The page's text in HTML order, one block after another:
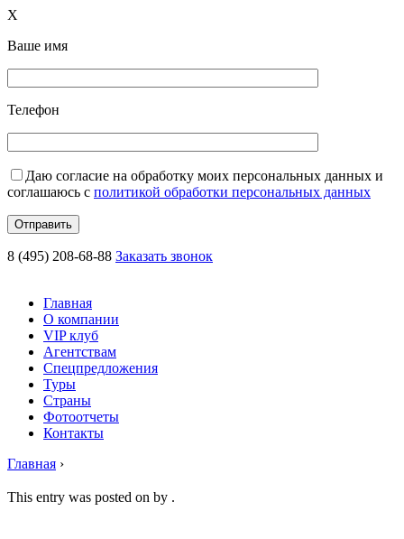
X
Ваше имя
Телефон
Даю согласие на обработку моих персональных данных и
соглашаюсь с политикой обработки персональных данных
8 (495) 208-68-88 Заказать звонок
Главная
О компании
VIP клуб
Агентствам
Спецпредложения
Туры
Страны
Фотоотчеты
Контакты
Главная ›
This entry was posted on by .